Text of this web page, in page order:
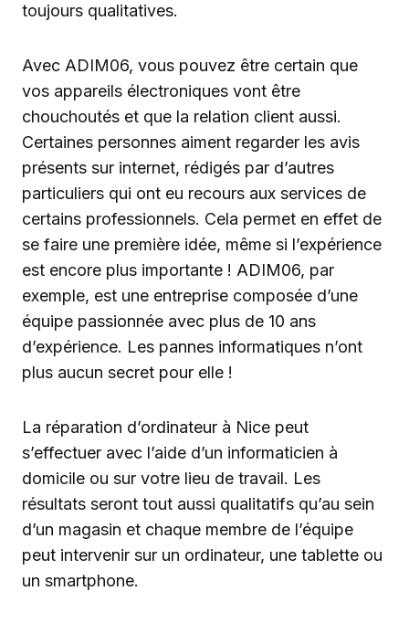
toujours qualitatives.
Avec ADIM06, vous pouvez être certain que
vos appareils électroniques vont être
chouchoutés et que la relation client aussi.
Certaines personnes aiment regarder les avis
présents sur internet, rédigés par d’autres
particuliers qui ont eu recours aux services de
certains professionnels. Cela permet en effet de
se faire une première idée, même si l’expérience
est encore plus importante ! ADIM06, par
exemple, est une entreprise composée d’une
équipe passionnée avec plus de 10 ans
d’expérience. Les pannes informatiques n’ont
plus aucun secret pour elle !
La réparation d’ordinateur à Nice peut
s’effectuer avec l’aide d’un informaticien à
domicile ou sur votre lieu de travail. Les
résultats seront tout aussi qualitatifs qu’au sein
d’un magasin et chaque membre de l’équipe
peut intervenir sur un ordinateur, une tablette ou
un smartphone.